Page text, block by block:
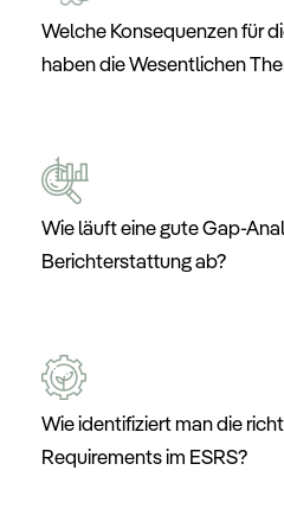
Welche Konsequenzen für
haben die Wesentlichen
Wie läuft eine gute Gap-
Berichterstattung ab?
Wie identifiziert man die
Requirements im ESRS?